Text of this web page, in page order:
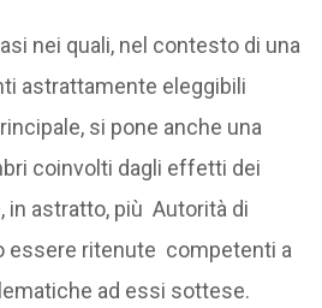
nei quali, nel contesto di una
astrattamente eleggibili
si pone anche una
coinvolti dagli effetti dei
in astratto, più Autorità di
essere ritenute competenti a
ad essi sottese.